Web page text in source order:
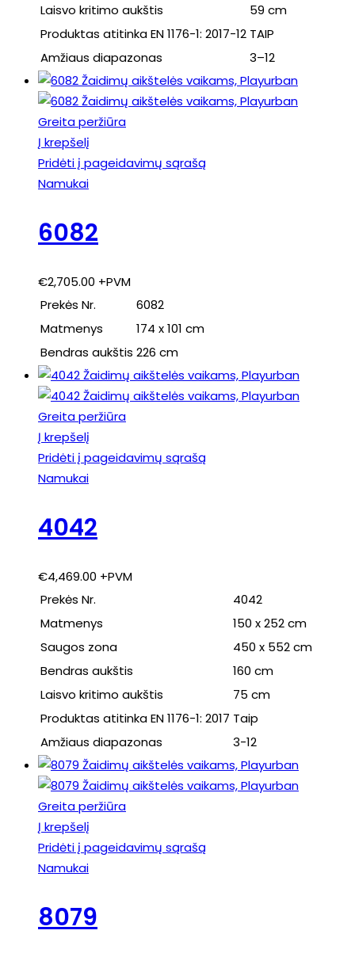
Laisvo kritimo aukštis
59 cm
Produktas atitinka EN 1176-1: 2017-12 TAIP
Amžiaus diapazonas
3–12
Greita peržiūra
Į krepšelį
Pridėti į pageidavimų sąrašą
Namukai
6082
€2,705.00 +PVM
Prekės Nr.
6082
Matmenys
174 x 101 cm
Bendras aukštis 226 cm
Greita peržiūra
Į krepšelį
Pridėti į pageidavimų sąrašą
Namukai
4042
€4,469.00 +PVM
Prekės Nr.
4042
Matmenys
150 x 252 cm
Saugos zona
450 x 552 cm
Bendras aukštis
160 cm
Laisvo kritimo aukštis
75 cm
Produktas atitinka EN 1176-1: 2017 Taip
Amžiaus diapazonas
3-12
Greita peržiūra
Į krepšelį
Pridėti į pageidavimų sąrašą
Namukai
8079